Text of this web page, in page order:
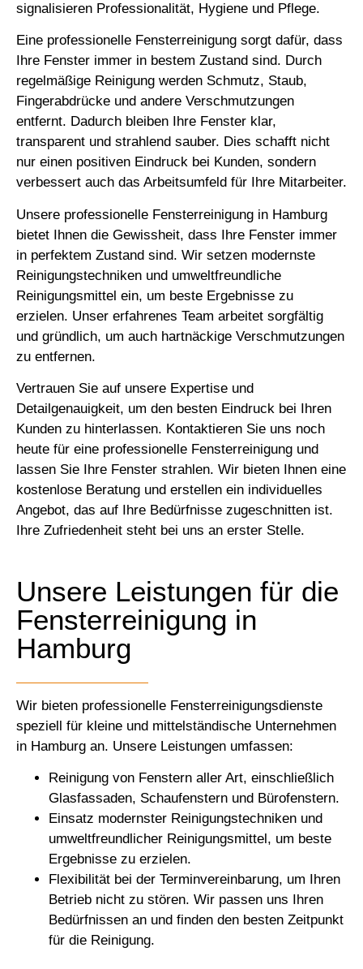
signalisieren Professionalität, Hygiene und Pflege.
Eine professionelle Fensterreinigung sorgt dafür, dass
Ihre Fenster immer in bestem Zustand sind. Durch
regelmäßige Reinigung werden Schmutz, Staub,
Fingerabdrücke und andere Verschmutzungen
entfernt. Dadurch bleiben Ihre Fenster klar,
transparent und strahlend sauber. Dies schafft nicht
nur einen positiven Eindruck bei Kunden, sondern
verbessert auch das Arbeitsumfeld für Ihre Mitarbeiter.
Unsere professionelle Fensterreinigung in Hamburg
bietet Ihnen die Gewissheit, dass Ihre Fenster immer
in perfektem Zustand sind. Wir setzen modernste
Reinigungstechniken und umweltfreundliche
Reinigungsmittel ein, um beste Ergebnisse zu
erzielen. Unser erfahrenes Team arbeitet sorgfältig
und gründlich, um auch hartnäckige Verschmutzungen
zu entfernen.
Vertrauen Sie auf unsere Expertise und
Detailgenauigkeit, um den besten Eindruck bei Ihren
Kunden zu hinterlassen. Kontaktieren Sie uns noch
heute für eine professionelle Fensterreinigung und
lassen Sie Ihre Fenster strahlen. Wir bieten Ihnen eine
kostenlose Beratung und erstellen ein individuelles
Angebot, das auf Ihre Bedürfnisse zugeschnitten ist.
Ihre Zufriedenheit steht bei uns an erster Stelle.
Unsere Leistungen für die
Fensterreinigung in
Hamburg
Wir bieten professionelle Fensterreinigungsdienste
speziell für kleine und mittelständische Unternehmen
in Hamburg an. Unsere Leistungen umfassen:
Reinigung von Fenstern aller Art, einschließlich
Glasfassaden, Schaufenstern und Bürofenstern.
Einsatz modernster Reinigungstechniken und
umweltfreundlicher Reinigungsmittel, um beste
Ergebnisse zu erzielen.
Flexibilität bei der Terminvereinbarung, um Ihren
Betrieb nicht zu stören. Wir passen uns Ihren
Bedürfnissen an und finden den besten Zeitpunkt
für die Reinigung.